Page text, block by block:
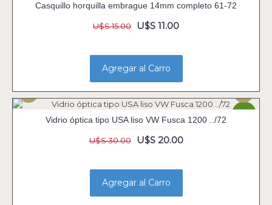
Casquillo horquilla embrague 14mm completo 61-72
U$S 15.00 U$S 11.00
Agregar al Carro
Vidrio óptica tipo USA liso VW Fusca 1200 ../72
U$S 30.00 U$S 20.00
Agregar al Carro